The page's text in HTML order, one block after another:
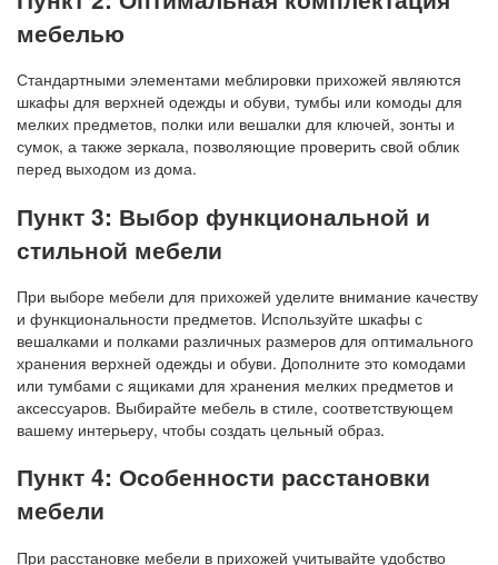
мебелью
Стандартными элементами меблировки прихожей являются
шкафы для верхней одежды и обуви, тумбы или комоды для
мелких предметов, полки или вешалки для ключей, зонты и
сумок, а также зеркала, позволяющие проверить свой облик
перед выходом из дома.
Пункт 3: Выбор функциональной и
стильной мебели
При выборе мебели для прихожей уделите внимание качеству
и функциональности предметов. Используйте шкафы с
вешалками и полками различных размеров для оптимального
хранения верхней одежды и обуви. Дополните это комодами
или тумбами с ящиками для хранения мелких предметов и
аксессуаров. Выбирайте мебель в стиле, соответствующем
вашему интерьеру, чтобы создать цельный образ.
Пункт 4: Особенности расстановки
мебели
При расстановке мебели в прихожей учитывайте удобство